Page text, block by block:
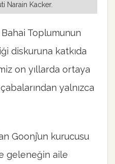
Narain Kacker.
Toplumunun
diskuruna katkıda
on yıllarda ortaya
yalnızca
Goonj’un kurucusu
geleneğin aile